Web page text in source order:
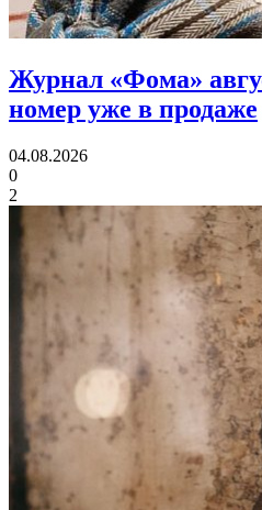
Журнал «Фома»
номер уже в продаже
04.08.2026
0
2